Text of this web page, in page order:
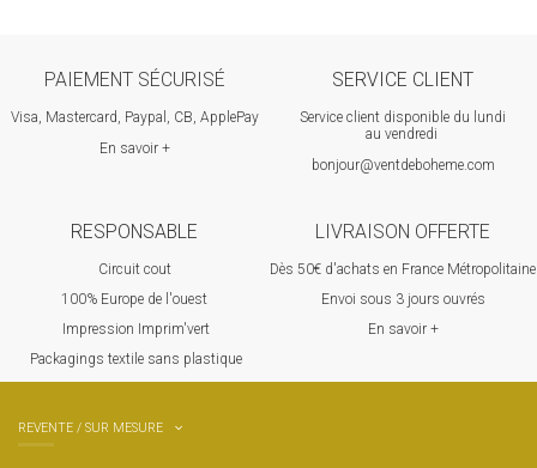
PAIEMENT SÉCURISÉ
Visa, Mastercard, Paypal, CB, ApplePay
En savoir +
SERVICE CLIENT
Service client disponible du lundi
au vendredi
bonjour@ventdeboheme.com
RESPONSABLE
Circuit cout
100% Europe de l'ouest
Impression Imprim'vert
Packagings textile sans plastique
LIVRAISON OFFERTE
Dès 50€ d'achats en France Métropolitaine
Envoi sous 3 jours ouvrés
En savoir +
REVENTE / SUR MESURE